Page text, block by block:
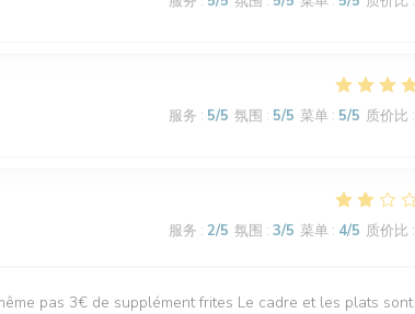
服务 : 5/5 氛围 : 5/5 菜单 : 5/5 质价比 :
服务 : 2/5 氛围 : 3/5 菜单 : 4/5 质价比 :
pas 3€ de supplément frites Le cadre et les plats sont